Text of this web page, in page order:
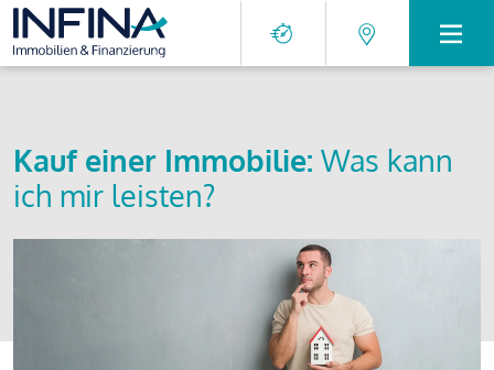
Kauf einer Immobilie: Was kann
ich mir leisten?